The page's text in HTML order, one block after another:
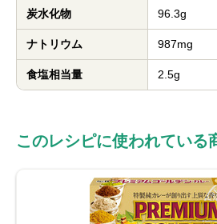
炭水化物 96.3g
ナトリウム 987mg
食塩相当量 2.5g
このレシピに使われている